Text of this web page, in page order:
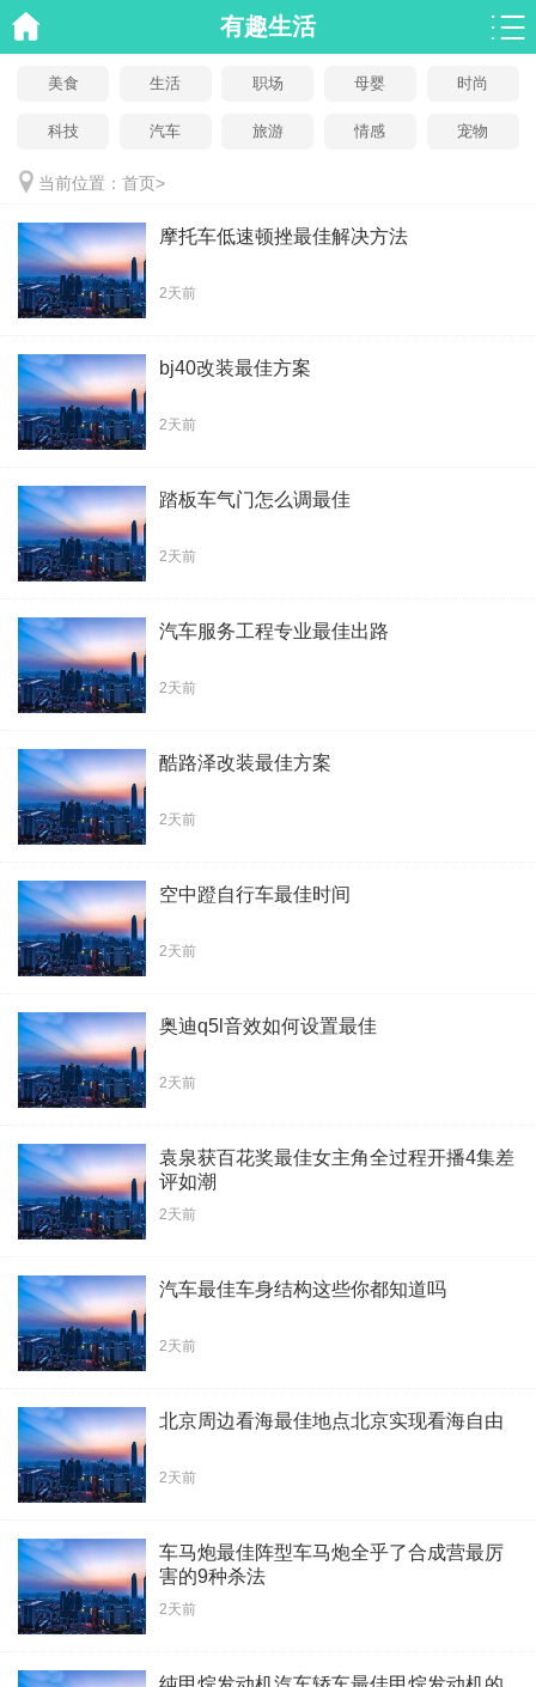
有趣生活
美食 生活 职场 母婴 时尚
科技 汽车 旅游 情感 宠物
当前位置： 首页>
摩托车低速顿挫最佳解决方法
2天前
bj40改装最佳方案
2天前
踏板车气门怎么调最佳
2天前
汽车服务工程专业最佳出路
2天前
酷路泽改装最佳方案
2天前
空中蹬自行车最佳时间
2天前
奥迪q5l音效如何设置最佳
2天前
袁泉获百花奖最佳女主角全过程开播4集差
评如潮
2天前
汽车最佳车身结构这些你都知道吗
2天前
北京周边看海最佳地点北京实现看海自由
2天前
车马炮最佳阵型车马炮全乎了合成营最厉
害的9种杀法
2天前